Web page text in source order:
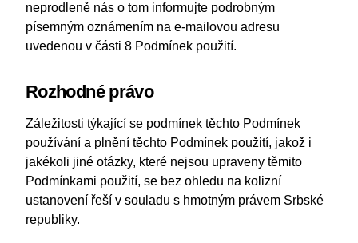
neprodleně nás o tom informujte podrobným
písemným oznámením na e-mailovou adresu
uvedenou v části 8 Podmínek použití.
Rozhodné právo
Záležitosti týkající se podmínek těchto Podmínek
používání a plnění těchto Podmínek použití, jakož i
jakékoli jiné otázky, které nejsou upraveny těmito
Podmínkami použití, se bez ohledu na kolizní
ustanovení řeší v souladu s hmotným právem Srbské
republiky.